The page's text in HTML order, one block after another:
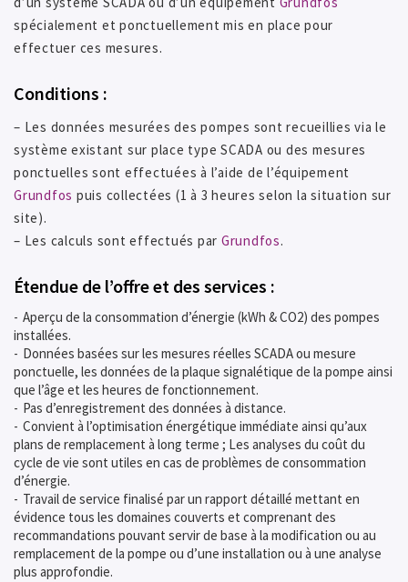
spécialement et ponctuellement mis en place pour
effectuer ces mesures.
Conditions :
– Les données mesurées des pompes sont recueillies via le
système existant sur place type SCADA ou des mesures
ponctuelles sont effectuées à l’aide de l’équipement
Grundfos puis collectées (1 à 3 heures selon la situation sur
site).
– Les calculs sont effectués par Grundfos.
Étendue de l’offre et des services :
Aperçu de la consommation d’énergie (kWh & CO2) des pompes
installées.
Données basées sur les mesures réelles SCADA ou mesure
ponctuelle, les données de la plaque signalétique de la pompe ainsi
que l’âge et les heures de fonctionnement.
Pas d’enregistrement des données à distance.
Convient à l’optimisation énergétique immédiate ainsi qu’aux
plans de remplacement à long terme ; Les analyses du coût du
cycle de vie sont utiles en cas de problèmes de consommation
d’énergie.
Travail de service finalisé par un rapport détaillé mettant en
évidence tous les domaines couverts et comprenant des
recommandations pouvant servir de base à la modification ou au
remplacement de la pompe ou d’une installation ou à une analyse
plus approfondie.